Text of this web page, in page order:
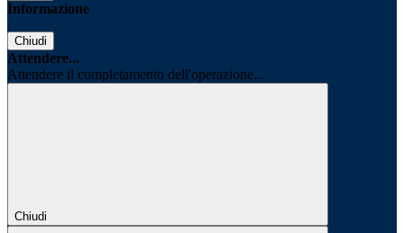
Informazione
Chiudi
Attendere...
Attendere il completamento dell'operazione...
Chiudi